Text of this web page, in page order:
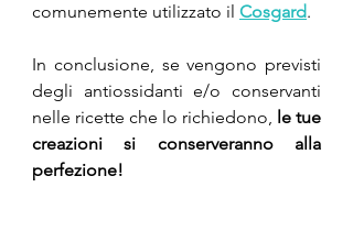
comunemente utilizzato il Cosgard.
In conclusione, se vengono previsti
degli antiossidanti e/o conservanti
nelle ricette che lo richiedono, le tue
creazioni si conserveranno alla
perfezione!